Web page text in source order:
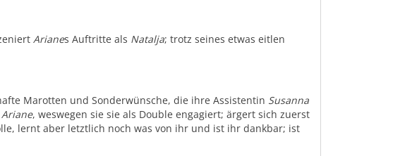
Arianes Auftritte als Natalja; trotz seines etwas eitlen
Marotten und Sonderwünsche, die ihre Assistentin Susanna
Ariane, weswegen sie sie als Double engagiert; ärgert sich zuerst
lernt aber letztlich noch was von ihr und ist ihr dankbar; ist